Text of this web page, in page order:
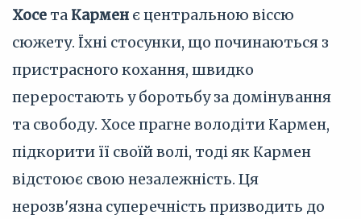
Хосе та Кармен є центральною віссю
сюжету. Їхні стосунки, що починаються з
пристрасного кохання, швидко
переростають у боротьбу за домінування
та свободу. Хосе прагне володіти Кармен,
підкорити її своїй волі, тоді як Кармен
відстоює свою незалежність. Ця
нерозв'язна суперечність призводить до